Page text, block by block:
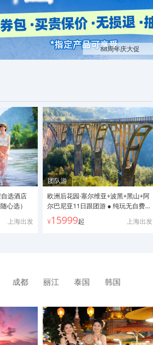
88周年庆大促
选酒店
心选）
上海出发
团队游
欧洲后花园·塞尔维亚+波黑+黑山+阿
尔巴尼亚11日跟团游 ● 纯玩无自费无
购物+往返直飞+欧洲免签+两晚五星
凯悦连住+餐食全含+木头村八字火车
¥15999起 上海出发
成都 丽江 泰国 韩国